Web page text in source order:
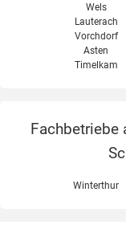
Wels
Lauterach
Vorchdorf
Asten
Timelkam
Fachbetriebe
Winterthur